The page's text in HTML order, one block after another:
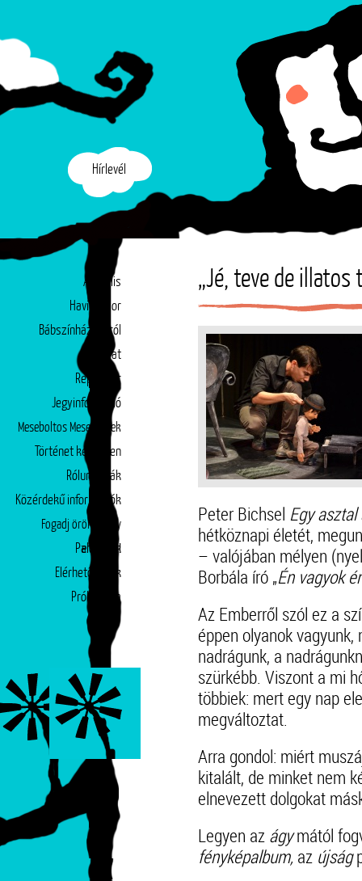
Hírlevél
Aktuális
Havi műsor
Bábszínházunkról
Társulat
Repertoár
Jegyinformáció
Meseboltos Mesepéntek
Történet képekben
Rólunk írták
Közérdekű információk
Fogadj örökbe egy
előadást!
Partnerek
Elérhetőségek
Próbatábla
„Jé, teve de
Peter Bichsel Egy
hétköznapi életét,
– valójában mélyen
Borbála író „Én vagyok
Az Emberről szól ez a
éppen olyanok
nadrágunk, a
szürkébb. Viszont a mi
többiek: mert egy nap
megváltoztat.
Arra gondol: miért
kitalált, de minket nem
elnevezett dolgokat
Legyen az ágymától
fényképalbum, az újság